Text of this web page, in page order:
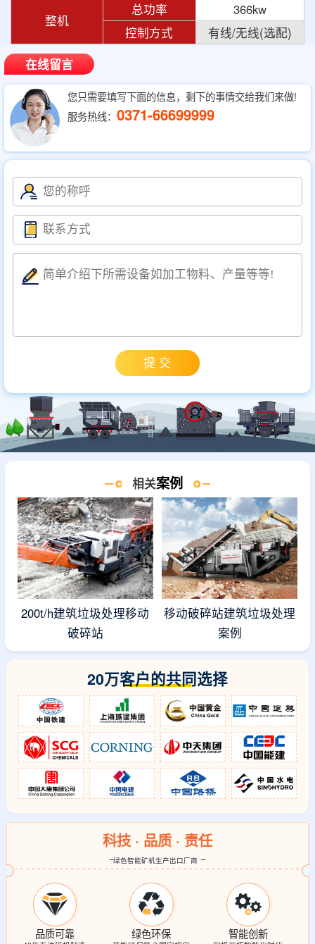
整机
总功率
366kw
控制方式
有线/无线(选配)
在线留言
您只需要填写下面的信息，剩下的事情交给我们来做!
服务热线： 0371-66699999
相关案例
200t/h建筑垃圾处理移动
破碎站
移动破碎站建筑垃圾处理
案例
20万客户的共同选择
科技 · 品质 · 责任
绿色智能矿机生产出口厂商
品质可靠 绿色环保 智能创新